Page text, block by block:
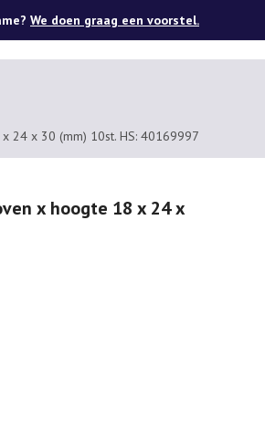
We doen graag een voorstel.
24 x 30 (mm) 10st. HS: 40169997
x hoogte 18 x 24 x